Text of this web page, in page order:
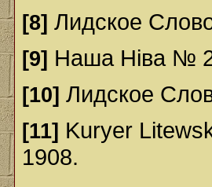
[8] Лидское
[9] Наша Ніва №
[10] Лидское
[11] Kuryer
1908.